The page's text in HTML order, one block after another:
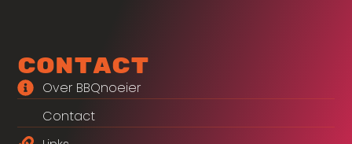
Contact
Over BBQnoeier
Contact